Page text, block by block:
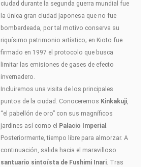
ciudad durante la segunda guerra mundial fue
la única gran ciudad japonesa que no fue
bombardeada, por tal motivo conserva su
riquísimo patrimonio artístico; en Kioto fue
firmado en 1997 el protocolo que busca
limitar las emisiones de gases de efecto
invernadero.
Incluiremos una visita de los principales
puntos de la ciudad. Conoceremos Kinkakuji,
“el pabellón de oro” con sus magníficos
jardines así como el Palacio Imperial .
Posteriormente, tiempo libre para almorzar. A
continuación, salida hacia el maravilloso
santuario sintoísta de Fushimi Inari. Tras